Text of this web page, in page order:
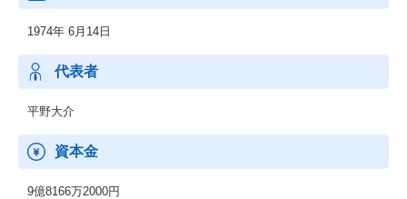
1974年 6月14日
代表者
平野大介
資本金
9億8166万2000円